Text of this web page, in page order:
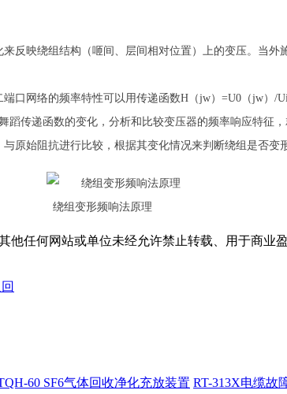
反映绕组结构（咂间、层间相对位置）上的变压。当
口网络的频率特性可以用传递函数H（jw）=U0（jw）
传递函数的变化，分析和比较变压器的频率响应特征
原始阻抗进行比较，根据其变化情况来判断绕组是否变
绕组变形频响法原理
任何网站或单位未经允许禁止转载、用于商业
60 SF6气体回收净化充放装置 RT-313X电缆故